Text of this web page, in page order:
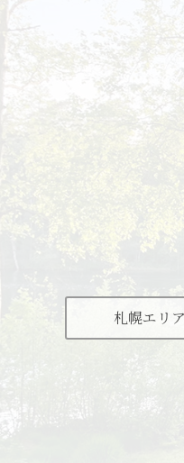
札幌エリア